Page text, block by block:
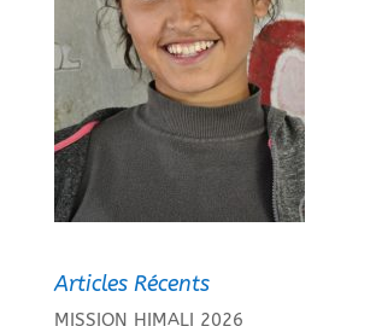
Articles Récents
MISSION HIMALI 2026